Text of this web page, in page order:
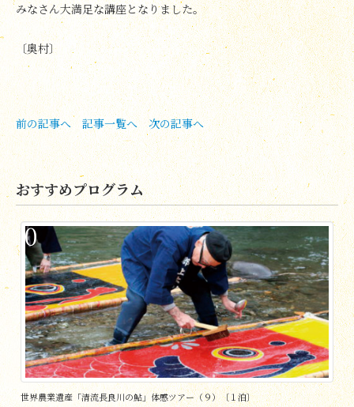
みなさん大満足な講座となりました。
〔奥村〕
前の記事へ 記事一覧へ 次の記事へ
おすすめプログラム
0
世界農業遺産「清流長良川の鮎」体感ツアー（９）〔１泊〕